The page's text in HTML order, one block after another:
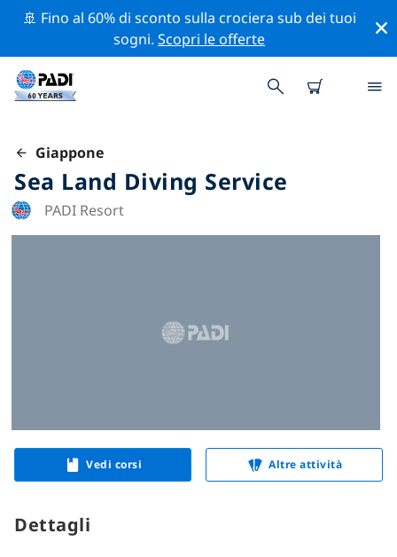
🚢 Fino al 60% di sconto sulla crociera sub dei tuoi
sogni.Scopri le offerte
Giappone
Sea Land Diving Service
PADI Resort
Vedi corsi Altre attività
Dettagli